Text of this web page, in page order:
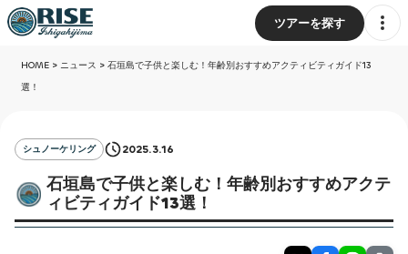
ツアーを探す
HOME> ニュース > 石垣島で子供と楽しむ！年齢別おすすめアクティビティガイド13
選！
シュノーケリング 2025.3.16
石垣島で子供と楽しむ！年齢別おすすめアクテ
ィビティガイド13選！